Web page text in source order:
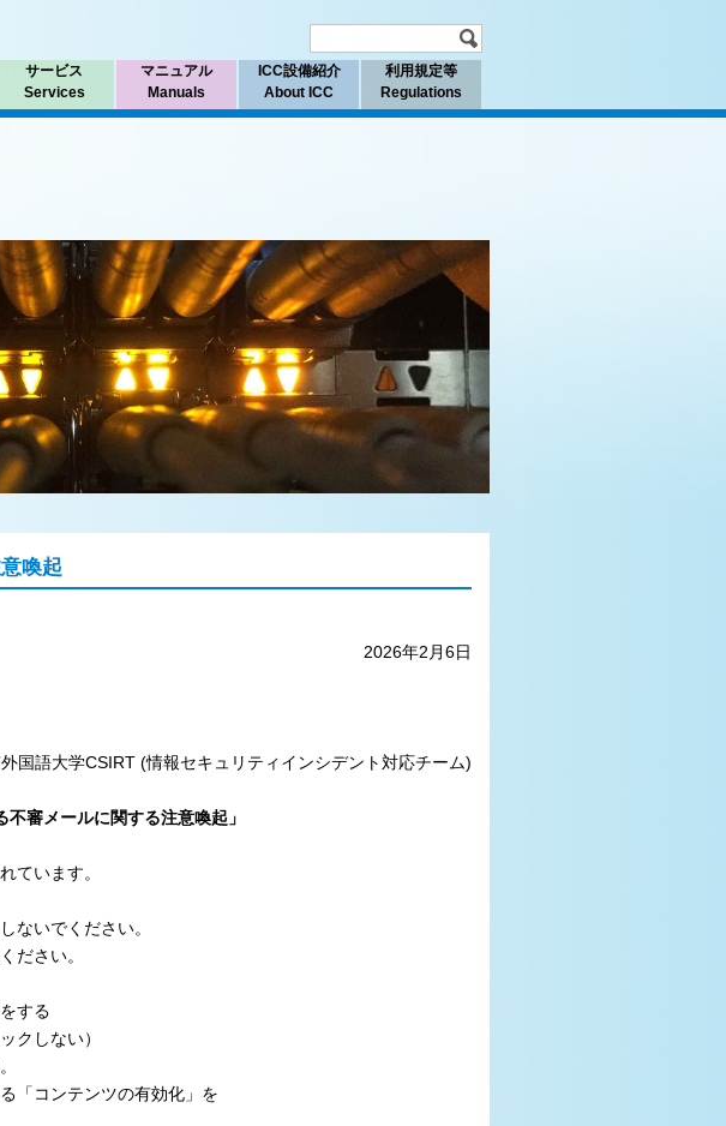
サービス
Services
マニュアル
Manuals
ICC設備紹介
About ICC
利用規定等
Regulations
喚起
2月6日
国語大学CSIRT (情報セキュリティインシデント対応チーム)
不審メールに関する注意喚起」
ています。
ないでください。
ださい。
する
クしない）
「コンテンツの有効化」を